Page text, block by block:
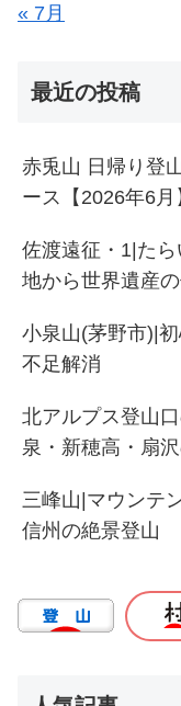
« 7月
最近の投稿
赤兎山 日帰り登
ース【2026年6月
佐渡遠征・1|た
地から世界遺産
小泉山(茅野市)|
不足解消
北アルプス登山
泉・新穂高・扇
三峰山|マウンテ
信州の絶景登山